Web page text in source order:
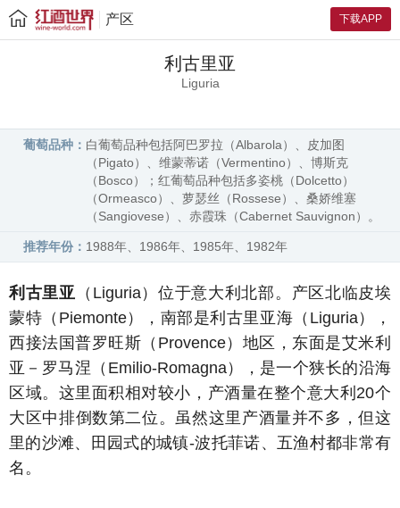
下载APP
产区
利古里亚
Liguria
葡萄品种： 白葡萄品种包括阿巴罗拉（Albarola）、皮加图
（Pigato）、维蒙蒂诺（Vermentino）、博斯克
（Bosco）；红葡萄品种包括多姿桃（Dolcetto）
（Ormeasco）、萝瑟丝（Rossese）、桑娇维塞
（Sangiovese）、赤霞珠（Cabernet Sauvignon）。
推荐年份： 1988年、1986年、1985年、1982年
利古里亚 （Liguria）位于意大利北部。产区北临皮埃
蒙特（Piemonte），南部是利古里亚海（Liguria），
西接法国普罗旺斯（Provence）地区，东面是艾米利
亚－罗马涅（Emilio-Romagna），是一个狭长的沿海
区域。这里面积相对较小，产酒量在整个意大利20个
大区中排倒数第二位。虽然这里产酒量并不多，但这
里的沙滩、田园式的城镇-波托菲诺、五渔村都非常有
名。